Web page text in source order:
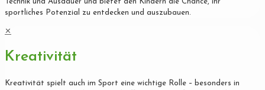
sportliches Potenzial zu entdecken und auszubauen.
✕
Kreativität
Kreativität spielt auch im Sport eine wichtige Rolle – besonders in